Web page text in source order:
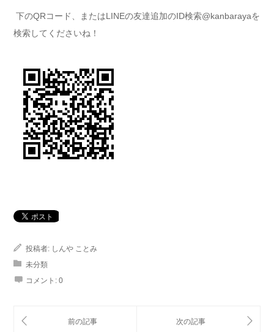
下のQRコード、またはLINEの友達追加のID検索@kanbarayaを
検索してくださいね！
投稿者: しんや ことみ
未分類
コメント: 0